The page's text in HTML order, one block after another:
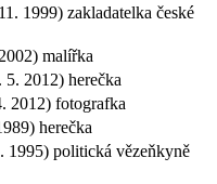
1999) zakladatelka české
malířka
2012) herečka
2012) fotografka
herečka
1995) politická vězeňkyně